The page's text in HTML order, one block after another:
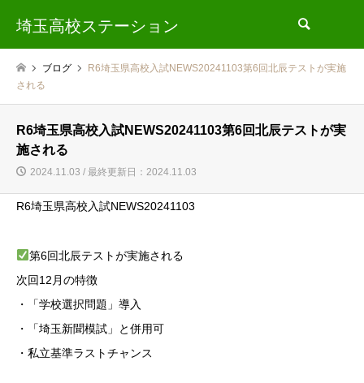
埼玉高校ステーション
ブログ
R6埼玉県高校入試NEWS20241103第6回北辰テストが実施
される
R6埼玉県高校入試NEWS20241103第6回北辰テストが実
施される
2024.11.03 / 最終更新日：2024.11.03
R6埼玉県高校入試NEWS20241103
第6回北辰テストが実施される
次回12月の特徴
・「学校選択問題」導入
・「埼玉新聞模試」と併用可
・私立基準ラストチャンス